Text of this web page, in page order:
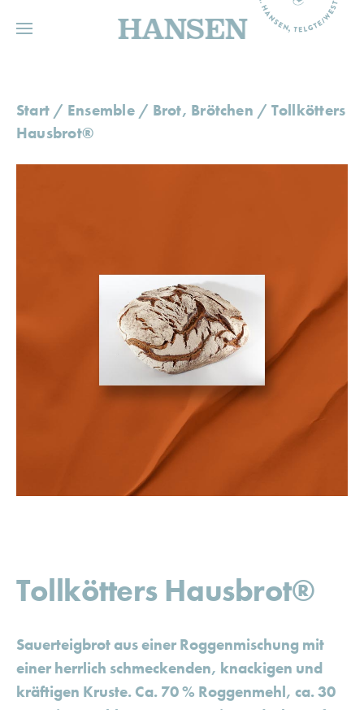
HANSEN
Start / Ensemble/ Brot, Brötchen / Tollkötters
Hausbrot®
Tollkötters Hausbrot®
Sauerteigbrot aus einer Roggenmischung mit
einer herrlich schmeckenden, knackigen und
kräftigen Kruste. Ca. 70 % Roggenmehl, ca. 30